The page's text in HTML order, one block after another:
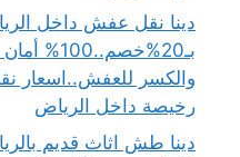
دينا نقل عفش داخل
والكسر للعفش..اسعار
رخيصة داخل الرياض
دينا طش اثاث قديم